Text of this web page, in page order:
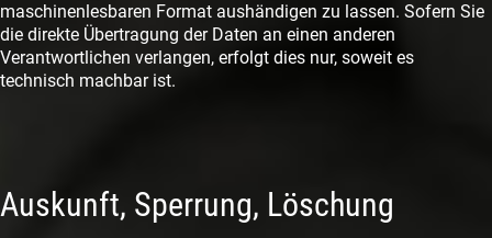
maschinenlesbaren Format aushändigen zu lassen. Sofern Sie
die direkte Übertragung der Daten an einen anderen
Verantwortlichen verlangen, erfolgt dies nur, soweit es
technisch machbar ist.
Auskunft, Sperrung, Löschung